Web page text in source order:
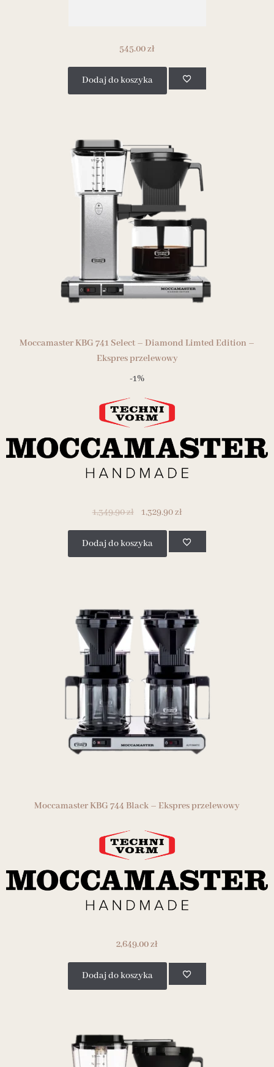
545.00zł
Dodaj do koszyka
Moccamaster KBG 741 Select – Diamond Limted Edition –
Ekspres przelewowy
-1%
1,349.90zł 1,329.90zł
Dodaj do koszyka
Moccamaster KBG 744 Black – Ekspres przelewowy
2,649.00zł
Dodaj do koszyka